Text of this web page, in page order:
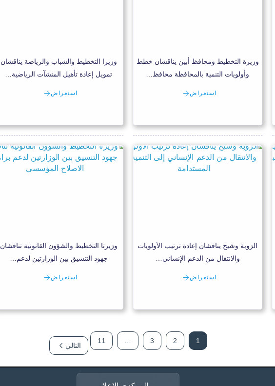
وزيرة التخطيط ومحافظ أبين يناقشان خطط
وأولويات التنمية بالمحافظة محافظ…
استعراض
وزيرا التخطيط والشباب والرياضة يناقشان
تمويل إعادة تأهيل المنشآت الرياضية…
استعراض
الزوبة وشيخ يناقشان إعادة ترتيب الأولويات
والانتقال من الدعم الإنساني…
استعراض
وزيرتا التخطيط والشؤون القانونية تناقشان
جهود التنسيق بين الوزارتين لدعم…
استعراض
1
2
3
11
التالي